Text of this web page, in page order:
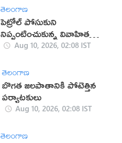
తెలంగాణ
పెట్రోల్ పోసుకుని
నిప్పంటించుకున్న వివాహిత
మృతిAug 10, 2026, 02:08 IST
తెలంగాణ
బొగత జలపాతానికి పోటెత్తిన
పర్యాటకులు
Aug 10, 2026, 02:08 IST
తెలంగాణ